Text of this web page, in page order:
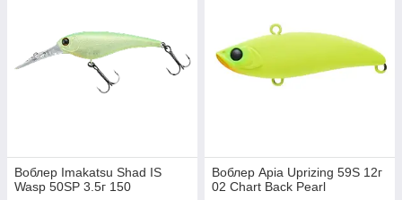
Воблер Imakatsu Shad IS
Wasp 50SP 3.5г 150
Воблер Apia Uprizing 59S 12г
02 Chart Back Pearl